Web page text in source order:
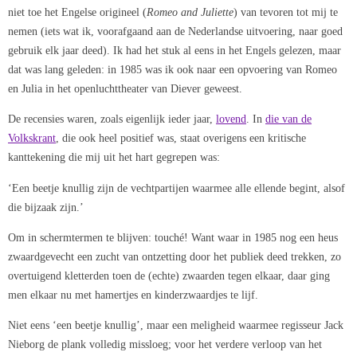
niet toe het Engelse origineel (Romeo and Juliette) van tevoren tot mij te
nemen (iets wat ik, voorafgaand aan de Nederlandse uitvoering, naar goed
gebruik elk jaar deed). Ik had het stuk al eens in het Engels gelezen, maar
dat was lang geleden: in 1985 was ik ook naar een opvoering van Romeo
en Julia in het openluchttheater van Diever geweest.
De recensies waren, zoals eigenlijk ieder jaar, lovend . In die van de
Volkskrant , die ook heel positief was, staat overigens een kritische
kanttekening die mij uit het hart gegrepen was:
‘Een beetje knullig zijn de vechtpartijen waarmee alle ellende begint, alsof
die bijzaak zijn.’
Om in schermtermen te blijven: touché! Want waar in 1985 nog een heus
zwaardgevecht een zucht van ontzetting door het publiek deed trekken, zo
overtuigend kletterden toen de (echte) zwaarden tegen elkaar, daar ging
men elkaar nu met hamertjes en kinderzwaardjes te lijf.
Niet eens ‘een beetje knullig’, maar een meligheid waarmee regisseur Jack
Nieborg de plank volledig missloeg; voor het verdere verloop van het